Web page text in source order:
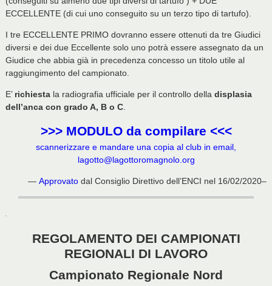
ECCELLENTE (di cui uno conseguito su un terzo tipo di tartufo).
I tre ECCELLENTE PRIMO dovranno essere ottenuti da tre Giudici
diversi e dei due Eccellente solo uno potrà essere assegnato da un
Giudice che abbia già in precedenza concesso un titolo utile al
raggiungimento del campionato.
E’ richiestala radiografia ufficiale per il controllo della displasia
dell’anca con grado A, B o C.
>>> MODULO da compilare <<<
scannerizzare e mandare una copia al club in email,
lagotto@lagottoromagnolo.org
—Approvato dal Consiglio Direttivo dell’ENCI nel 16/02/2020–
.
REGOLAMENTO DEI CAMPIONATI
REGIONALI DI LAVORO
Campionato Regionale Nord